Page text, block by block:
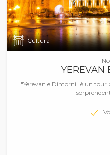
Cultura
YEREVAN
"Yerevan e Dintorni" è un tour